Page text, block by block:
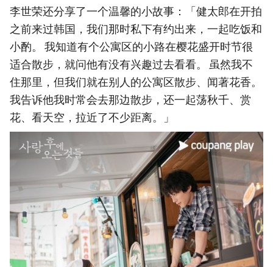
李世荣还分享了一个温馨的小故事：「健太郎在开拍
之前来过韩国，我们那时私下有约出来，一起吃饭和
小酌。 我知道有个公寓区的小路在樱花盛开时节很
适合散步，就问他有没有兴趣过去看看。 虽然我不
住那里，但我们就在别人的公寓区散步、闻著花香。
我告诉他我时常会去那边散步，还一起荡秋千、赏
花、看天空，拉近了不少距离。」